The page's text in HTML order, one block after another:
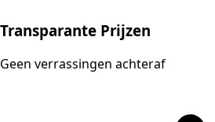
Transparante Prijzen
Geen verrassingen achteraf